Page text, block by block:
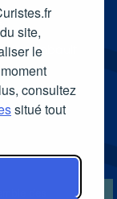
site,
le
consultez
situé tout
des